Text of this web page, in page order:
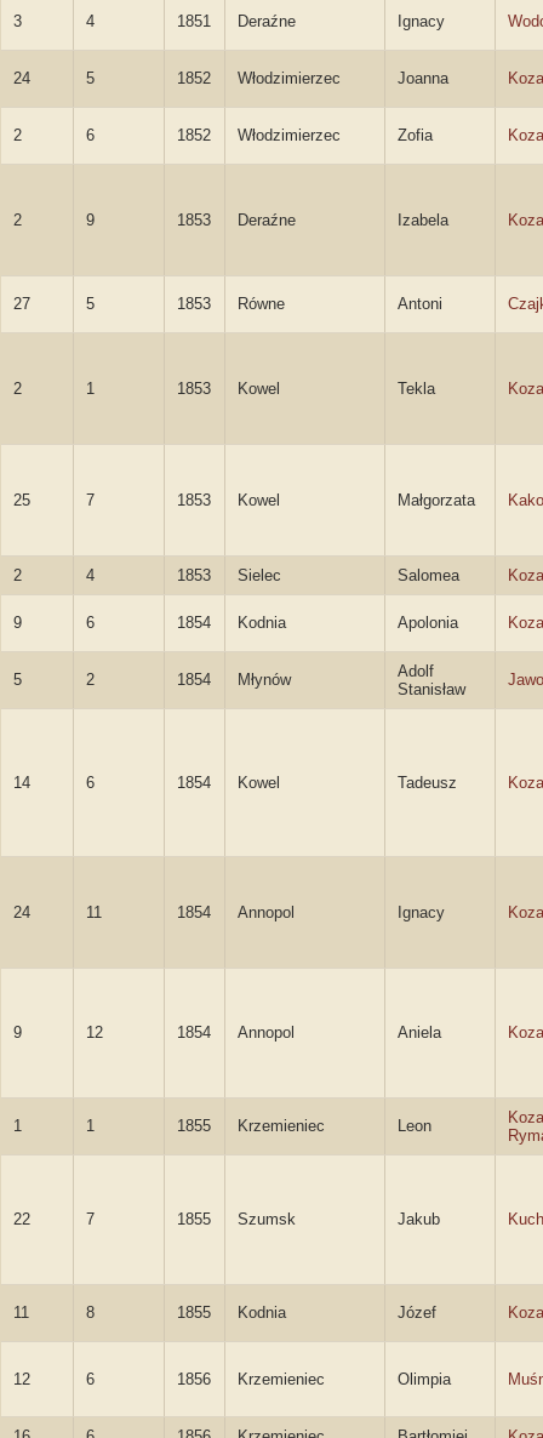
3 4 1851 Deraźne Ignacy
24 5 1852 Włodzimierzec Joanna
2 6 1852 Włodzimierzec Zofia
2 9 1853 Deraźne Izabela
27 5 1853 Równe Antoni
2 1 1853 Kowel Tekla
25 7 1853 Kowel Małgorzata
2 4 1853 Sielec Salomea
9 6 1854 Kodnia Apolonia
5 2 1854 Młynów
Adolf
Stanisław
14 6 1854 Kowel Tadeusz
24 11 1854 Annopol Ignacy
9 12 1854 Annopol Aniela
1 1 1855 Krzemieniec Leon
22 7 1855 Szumsk Jakub
11 8 1855 Kodnia Józef
12 6 1856 Krzemieniec Olimpia